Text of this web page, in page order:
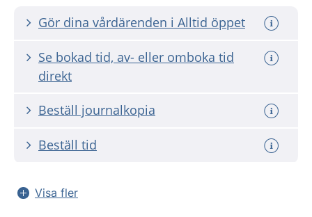
Gör dina vårdärenden i Alltid öppet
Se bokad tid, av- eller omboka tid
direkt
Beställ journalkopia
Beställ tid
Visa fler